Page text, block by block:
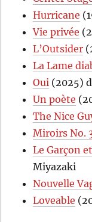
Hurricane
Vie privée
L’Outsider
La Lame
Oui (2025)
Un poète
The Nice
Miroirs No.
Le Garçon
Miyazaki
Nouvelle
Loveable